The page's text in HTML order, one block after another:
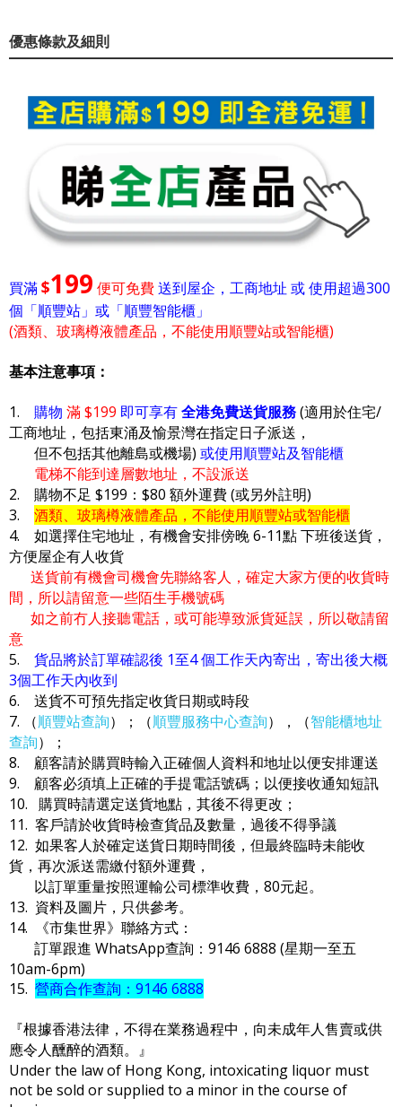
優惠條款及細則
買滿$199 便可免費送到屋企，工商地址 或 使用超過300
個「順豐站」或「順豐智能櫃」
(酒類、玻璃樽液體產品，不能使用順豐站或智能櫃)
基本注意事項：
1. 購物 滿 $199 即可享有全港免費送貨服務(適用於住宅/
工商地址，包括東涌及愉景灣在指定日子派送，
但不包括其他離島或機場) 或使用順豐站及智能櫃
電梯不能到達層數地址，不設派送
2. 購物不足 $199：$80 額外運費 (或另外註明)
3. 酒類、玻璃樽液體產品，不能使用順豐站或智能櫃
4. 如選擇住宅地址，有機會安排傍晚 6-11點 下班後送貨，
方便屋企有人收貨
送貨前有機會司機會先聯絡客人，確定大家方便的收貨時
間，所以請留意一些陌生手機號碼
如之前冇人接聽電話，或可能導致派貨延誤，所以敬請留
意
5. 貨品將於訂單確認後 1至4 個工作天內寄出，寄出後大概
3個工作天內收到
6. 送貨不可預先指定收貨日期或時段
7. （順豐站查詢）；（順豐服務中心查詢），（智能櫃地址
查詢）；
8. 顧客請於購買時輸入正確個人資料和地址以便安排運送
9. 顧客必須填上正確的手提電話號碼；以便接收通知短訊
10. 購買時請選定送貨地點，其後不得更改；
11. 客戶請於收貨時檢查貨品及數量，過後不得爭議
12. 如果客人於確定送貨日期時間後，但最終臨時未能收
貨，再次派送需繳付額外運費，
以訂單重量按照運輸公司標準收費，80元起。
13. 資料及圖片，只供參考。
14. 《市集世界》聯絡方式：
訂單跟進 WhatsApp查詢：9146 6888 (星期一至五
10am-6pm)
15. 營商合作查詢：9146 6888
『根據香港法律，不得在業務過程中，向未成年人售賣或供
應令人醺醉的酒類。』
Under the law of Hong Kong, intoxicating liquor must
not be sold or supplied to a minor in the course of